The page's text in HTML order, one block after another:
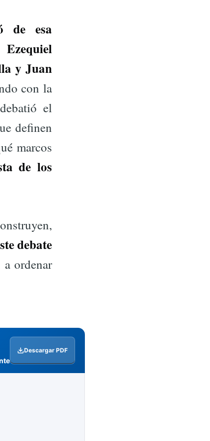
de esa
Ezequiel
y Juan
con la
el
definen
marcos
de los
debate
ordenar
Descargar PDF